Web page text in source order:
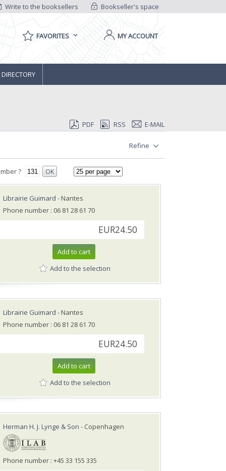
Bookseller's space
Write to the booksellers
FAVORITES MY ACCOUNT
PDF RSS E-MAIL
Refine
? OK
Librairie Guimard - Nantes
Phone number : 06 81 28 61 70
EUR24.50
Add to cart
Add to the selection
Librairie Guimard - Nantes
Phone number : 06 81 28 61 70
EUR24.50
Add to cart
Add to the selection
Herman H. J. Lynge & Son - Copenhagen
Phone number : +45 33 155 335